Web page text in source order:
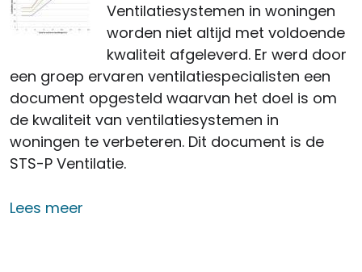
Ventilatiesystemen in woningen
worden niet altijd met voldoende
kwaliteit afgeleverd. Er werd door
een groep ervaren ventilatiespecialisten een
document opgesteld waarvan het doel is om
de kwaliteit van ventilatiesystemen in
woningen te verbeteren. Dit document is de
STS-P Ventilatie.
Lees meer